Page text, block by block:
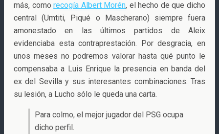
más, comorecogía Albert Morén, el hecho de que dicho
central (Umtiti, Piqué o Mascherano) siempre fuera
amonestado en las últimos partidos de Aleix
evidenciaba esta contraprestación. Por desgracia, en
unos meses no podremos valorar hasta qué punto le
compensaba a Luis Enrique la presencia en banda del
ex del Sevilla y sus interesantes combinaciones. Tras
su lesión, a Lucho sólo le queda una carta.
Para colmo, el mejor jugador del PSG ocupa
dicho perfil.